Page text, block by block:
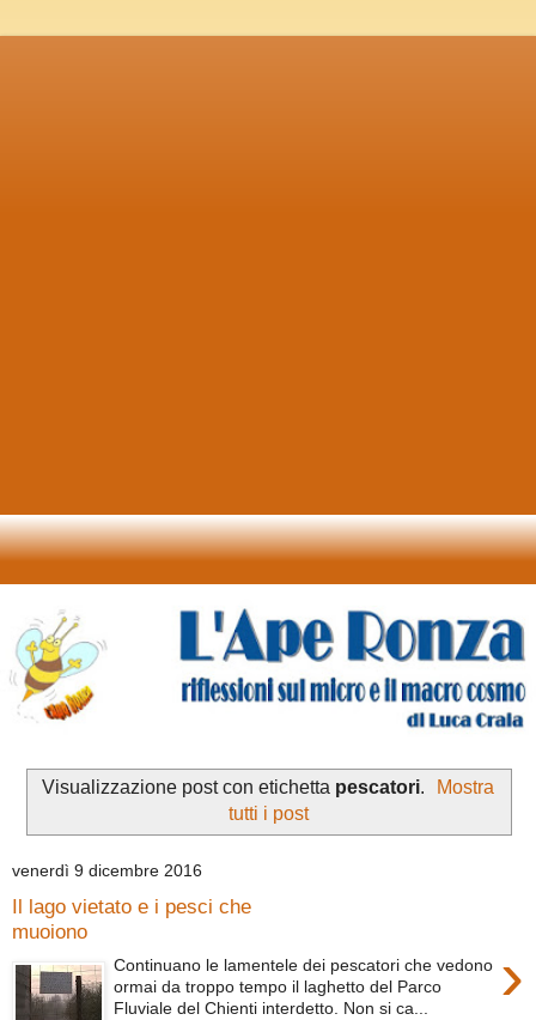
Visualizzazione post con etichetta pescatori.
Mostra
tutti i post
venerdì 9 dicembre 2016
Il lago vietato e i pesci che
muoiono
›
Continuano le lamentele dei pescatori che vedono
ormai da troppo tempo il laghetto del Parco
Fluviale del Chienti interdetto. Non si ca...